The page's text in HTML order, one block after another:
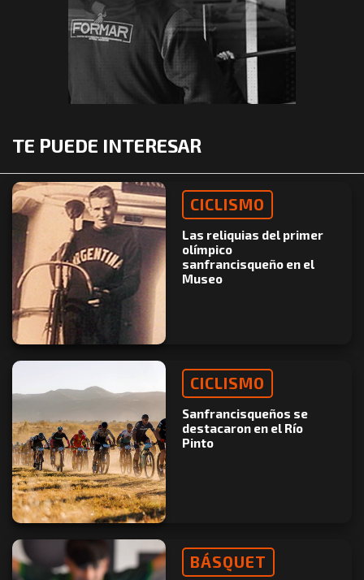
TE PUEDE INTERESAR
CICLISMO
Las reliquias del primer
olímpico
sanfrancisqueño en el
Museo
CICLISMO
Sanfrancisqueños se
destacaron en el Río
Pinto
BÁSQUET